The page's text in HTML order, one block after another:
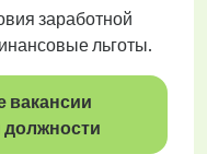
заработной
льготы.
вакансии
должности